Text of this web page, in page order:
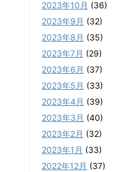
2023年10月 (36)
2023年9月 (32)
2023年8月 (35)
2023年7月 (29)
2023年6月 (37)
2023年5月 (33)
2023年4月 (39)
2023年3月 (40)
2023年2月 (32)
2023年1月 (33)
2022年12月 (37)